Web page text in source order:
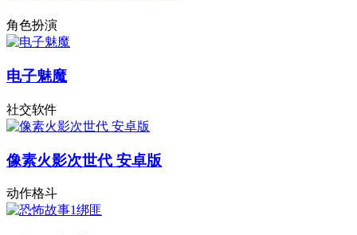
角色扮演
电子魅魔
社交软件
像素火影次世代 安卓版
动作格斗